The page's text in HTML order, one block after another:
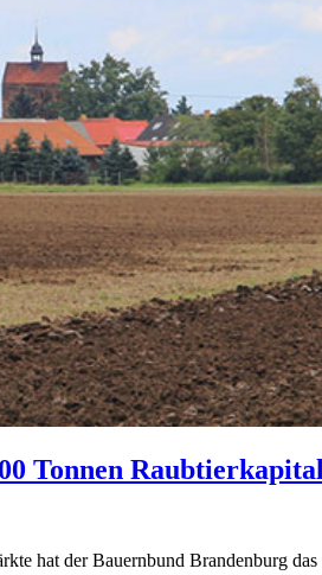
Tonnen
hat der Bauernbund Brandenburg